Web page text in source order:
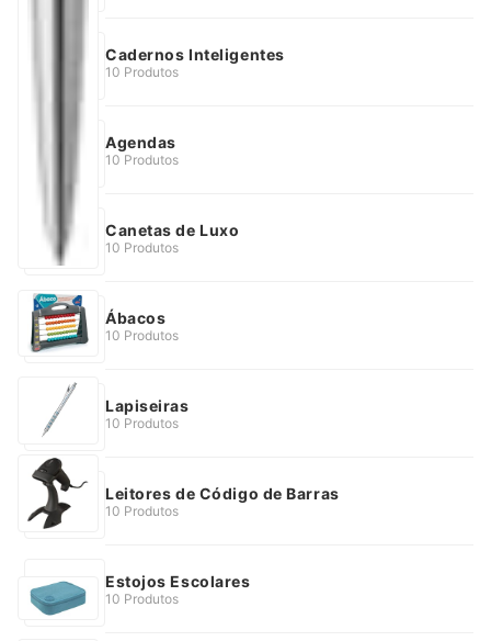
Cadernos Inteligentes
10 Produtos
Agendas
10 Produtos
Canetas de Luxo
10 Produtos
Ábacos
10 Produtos
Lapiseiras
10 Produtos
Leitores de Código de Barras
10 Produtos
Estojos Escolares
10 Produtos